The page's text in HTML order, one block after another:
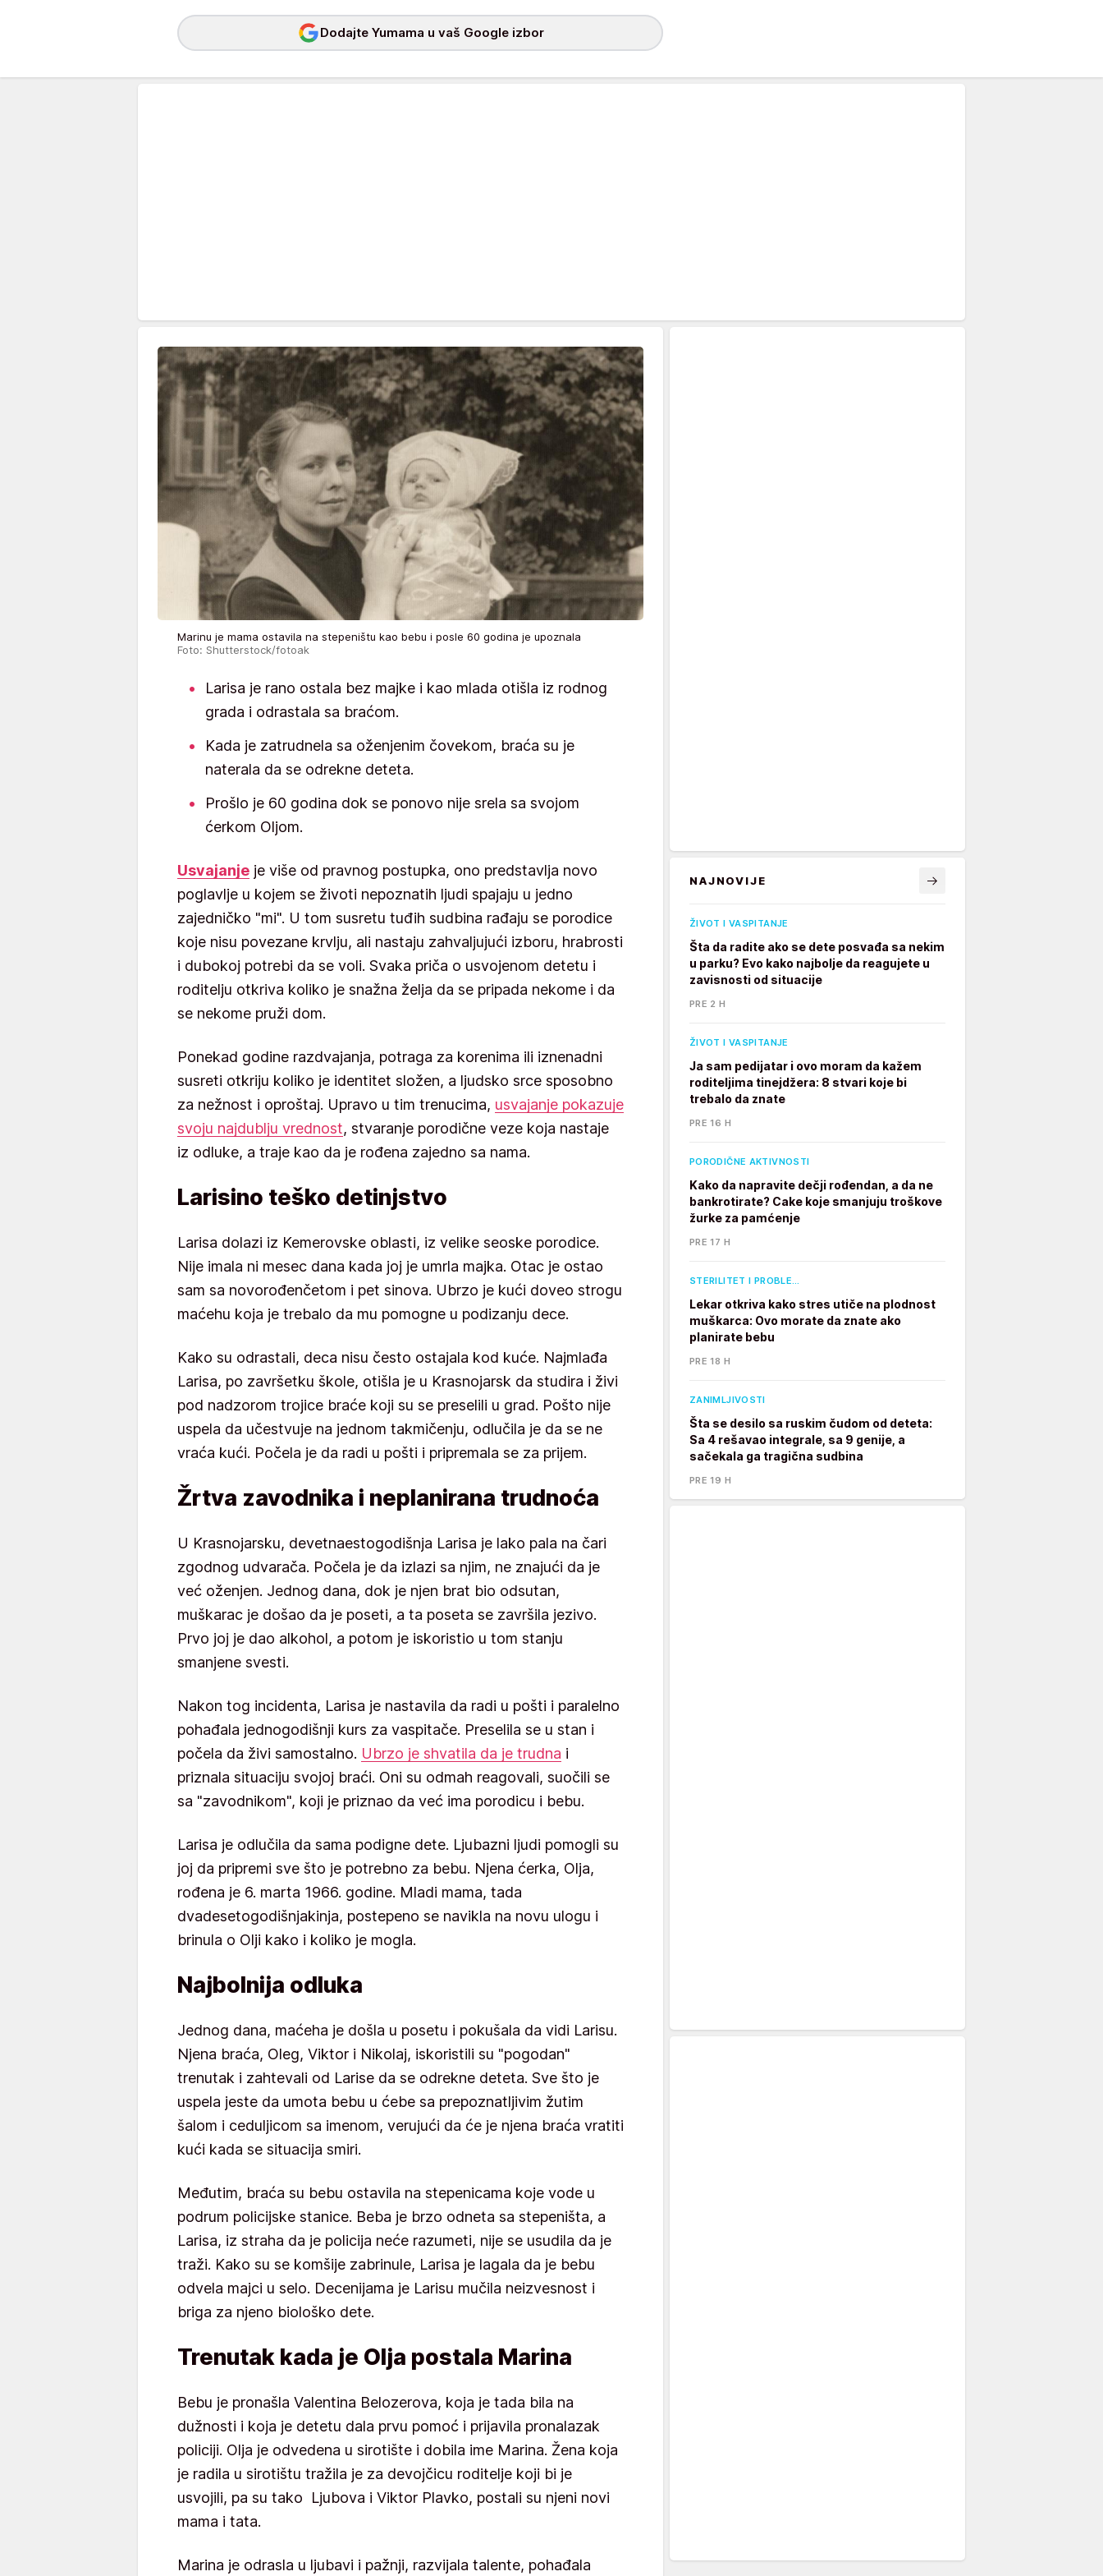
Dodajte Yumama u vaš Google izbor
Marinu je mama ostavila na stepeništu kao bebu i posle 60 godina je upoznala
Foto: Shutterstock/fotoak
Larisa je rano ostala bez majke i kao mlada otišla iz rodnog
grada i odrastala sa braćom.
Kada je zatrudnela sa oženjenim čovekom, braća su je
naterala da se odrekne deteta.
Prošlo je 60 godina dok se ponovo nije srela sa svojom
ćerkom Oljom.
Usvajanje je više od pravnog postupka, ono predstavlja novo
poglavlje u kojem se životi nepoznatih ljudi spajaju u jedno
zajedničko "mi". U tom susretu tuđih sudbina rađaju se porodice
koje nisu povezane krvlju, ali nastaju zahvaljujući izboru, hrabrosti
i dubokoj potrebi da se voli. Svaka priča o usvojenom detetu i
roditelju otkriva koliko je snažna želja da se pripada nekome i da
se nekome pruži dom.
Ponekad godine razdvajanja, potraga za korenima ili iznenadni
susreti otkriju koliko je identitet složen, a ljudsko srce sposobno
za nežnost i oproštaj. Upravo u tim trenucima, usvajanje pokazuje
svoju najdublju vrednost, stvaranje porodične veze koja nastaje
iz odluke, a traje kao da je rođena zajedno sa nama.
Larisino teško detinjstvo
Larisa dolazi iz Kemerovske oblasti, iz velike seoske porodice.
Nije imala ni mesec dana kada joj je umrla majka. Otac je ostao
sam sa novorođenčetom i pet sinova. Ubrzo je kući doveo strogu
maćehu koja je trebalo da mu pomogne u podizanju dece.
Kako su odrastali, deca nisu često ostajala kod kuće. Najmlađa
Larisa, po završetku škole, otišla je u Krasnojarsk da studira i živi
pod nadzorom trojice braće koji su se preselili u grad. Pošto nije
uspela da učestvuje na jednom takmičenju, odlučila je da se ne
vraća kući. Počela je da radi u pošti i pripremala se za prijem.
Žrtva zavodnika i neplanirana trudnoća
U Krasnojarsku, devetnaestogodišnja Larisa je lako pala na čari
zgodnog udvarača. Počela je da izlazi sa njim, ne znajući da je
već oženjen. Jednog dana, dok je njen brat bio odsutan,
muškarac je došao da je poseti, a ta poseta se završila jezivo.
Prvo joj je dao alkohol, a potom je iskoristio u tom stanju
smanjene svesti.
Nakon tog incidenta, Larisa je nastavila da radi u pošti i paralelno
pohađala jednogodišnji kurs za vaspitače. Preselila se u stan i
počela da živi samostalno. Ubrzo je shvatila da je trudna i
priznala situaciju svojoj braći. Oni su odmah reagovali, suočili se
sa "zavodnikom", koji je priznao da već ima porodicu i bebu.
Larisa je odlučila da sama podigne dete. Ljubazni ljudi pomogli su
joj da pripremi sve što je potrebno za bebu. Njena ćerka, Olja,
rođena je 6. marta 1966. godine. Mladi mama, tada
dvadesetogodišnjakinja, postepeno se navikla na novu ulogu i
brinula o Olji kako i koliko je mogla.
Najbolnija odluka
Jednog dana, maćeha je došla u posetu i pokušala da vidi Larisu.
Njena braća, Oleg, Viktor i Nikolaj, iskoristili su "pogodan"
trenutak i zahtevali od Larise da se odrekne deteta. Sve što je
uspela jeste da umota bebu u ćebe sa prepoznatljivim žutim
šalom i ceduljicom sa imenom, verujući da će je njena braća vratiti
kući kada se situacija smiri.
Međutim, braća su bebu ostavila na stepenicama koje vode u
podrum policijske stanice. Beba je brzo odneta sa stepeništa, a
Larisa, iz straha da je policija neće razumeti, nije se usudila da je
traži. Kako su se komšije zabrinule, Larisa je lagala da je bebu
odvela majci u selo. Decenijama je Larisu mučila neizvesnost i
briga za njeno biološko dete.
Trenutak kada je Olja postala Marina
Bebu je pronašla Valentina Belozerova, koja je tada bila na
dužnosti i koja je detetu dala prvu pomoć i prijavila pronalazak
policiji. Olja je odvedena u sirotište i dobila ime Marina. Žena koja
je radila u sirotištu tražila je za devojčicu roditelje koji bi je
usvojili, pa su tako Ljubova i Viktor Plavko, postali su njeni novi
mama i tata.
Marina je odrasla u ljubavi i pažnji, razvijala talente, pohađala
NAJNOVIJE
ŽIVOT I VASPITANJE
Šta da radite ako se dete posvađa sa nekim
u parku? Evo kako najbolje da reagujete u
zavisnosti od situacije
PRE 2 H
ŽIVOT I VASPITANJE
Ja sam pedijatar i ovo moram da kažem
roditeljima tinejdžera: 8 stvari koje bi
trebalo da znate
PRE 16 H
PORODIČNE AKTIVNOSTI
Kako da napravite dečji rođendan, a da ne
bankrotirate? Cake koje smanjuju troškove
žurke za pamćenje
PRE 17 H
STERILITET I PROBLE…
Lekar otkriva kako stres utiče na plodnost
muškarca: Ovo morate da znate ako
planirate bebu
PRE 18 H
ZANIMLJIVOSTI
Šta se desilo sa ruskim čudom od deteta:
Sa 4 rešavao integrale, sa 9 genije, a
sačekala ga tragična sudbina
PRE 19 H